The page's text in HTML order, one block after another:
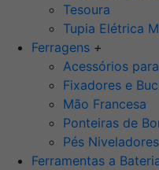
Tesoura
Tupia Elétrica
Ferragens +
Acessórios
Fixadores e
Mão Francesa
Ponteiras de
Pés
Ferramentas a